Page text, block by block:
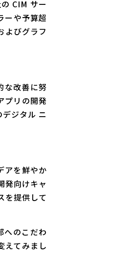
CIM サー
ーや予算超
よびグラフ
な改善に努
プリの開発
ジタル ニ
アを鮮やか
発向けキャ
を提供して
へのこだわ
えてみまし